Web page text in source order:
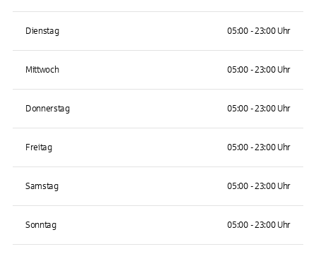
Dienstag 05:00 - 23:00 Uhr
Mittwoch 05:00 - 23:00 Uhr
Donnerstag 05:00 - 23:00 Uhr
Freitag 05:00 - 23:00 Uhr
Samstag 05:00 - 23:00 Uhr
Sonntag 05:00 - 23:00 Uhr